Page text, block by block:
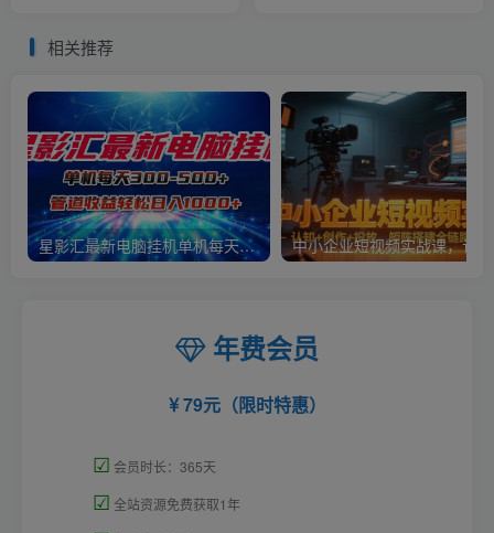
相关推荐
星影汇最新电脑挂机单机每天300+团队管道收益轻松日入1000+
年费会员
79元（限时特惠）
☑ 会员时长：365天
☑ 全站资源免费获取1年